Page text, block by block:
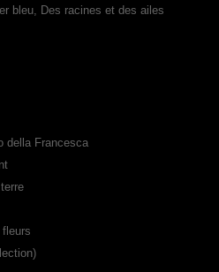
bleu, Des racines et des ailes
della Francesca